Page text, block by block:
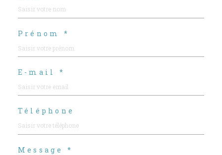
Prénom *
E-mail *
Téléphone
Message *